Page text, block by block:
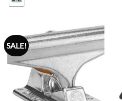
SALE!